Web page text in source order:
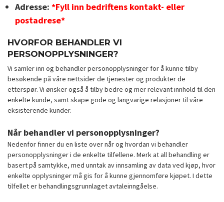
Adresse: *Fyll inn bedriftens kontakt- eller
postadrese*
HVORFOR BEHANDLER VI
PERSONOPPLYSNINGER?
Vi samler inn og behandler personopplysninger for å kunne tilby
besøkende på våre nettsider de tjenester og produkter de
etterspør. Vi ønsker også å tilby bedre og mer relevant innhold til den
enkelte kunde, samt skape gode og langvarige relasjoner til våre
eksisterende kunder.
Når behandler vi personopplysninger?
Nedenfor finner du en liste over når og hvordan vi behandler
personopplysninger i de enkelte tilfellene. Merk at all behandling er
basert på samtykke, med unntak av innsamling av data ved kjøp, hvor
enkelte opplysninger må gis for å kunne gjennomføre kjøpet. I dette
tilfellet er behandlingsgrunnlaget avtaleinngåelse.